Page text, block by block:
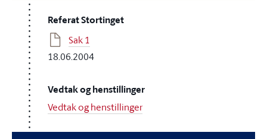
Referat Stortinget
Sak 1
18.06.2004
Vedtak og henstillinger
Vedtak og henstillinger